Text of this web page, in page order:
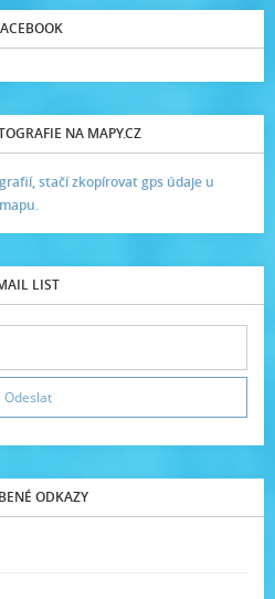
NA MAPY.CZ
stačí zkopírovat gps údaje u
LIST
ODKAZY